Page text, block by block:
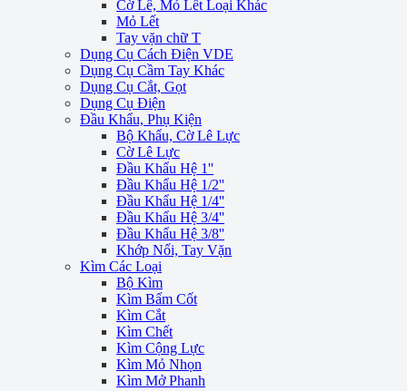
Cờ Lê, Mỏ Lết Loại Khác
Mỏ Lết
Tay vặn chữ T
Dụng Cụ Cách Điện VDE
Dụng Cụ Cầm Tay Khác
Dụng Cụ Cắt, Gọt
Dụng Cụ Điện
Đầu Khẩu, Phụ Kiện
Bộ Khẩu, Cờ Lê Lực
Cờ Lê Lực
Đầu Khẩu Hệ 1''
Đầu Khẩu Hệ 1/2''
Đầu Khẩu Hệ 1/4''
Đầu Khẩu Hệ 3/4''
Đầu Khẩu Hệ 3/8''
Khớp Nối, Tay Vặn
Kìm Các Loại
Bộ Kìm
Kìm Bấm Cốt
Kìm Cắt
Kìm Chết
Kìm Cộng Lực
Kìm Mỏ Nhọn
Kìm Mở Phanh